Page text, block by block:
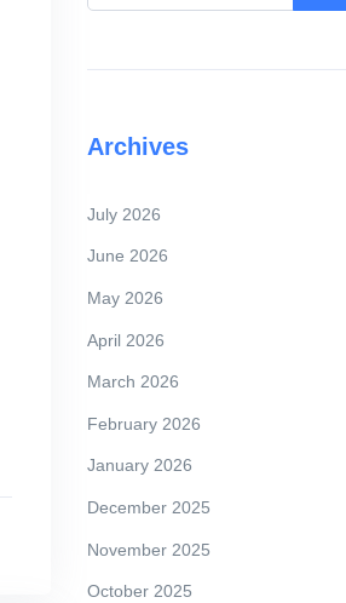
Archives
July 2026
June 2026
May 2026
April 2026
March 2026
February 2026
January 2026
December 2025
November 2025
October 2025